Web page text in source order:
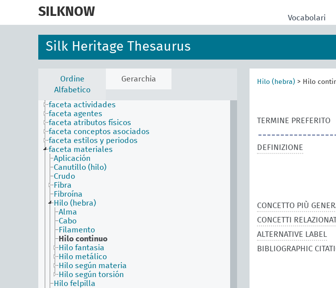
SILKNOW Vocabolari
Silk Heritage Thesaurus
Ordine
Alfabetico
Gerarchia
faceta actividades
faceta agentes
faceta atributos físicos
faceta conceptos asociados
faceta estilos y periodos
faceta materiales
Aplicación
Canutillo (hilo)
Crudo
Fibra
Fibroína
Hilo (hebra)
Alma
Cabo
Filamento
Hilo continuo
Hilo fantasia
Hilo metálico
Hilo según materia
Hilo según torsión
Hilo felpilla
Hilo (hebra) > Hilo
TERMINE PREFERITO
DEFINIZIONE
CONCETTO PIÙ
CONCETTI
ALTERNATIVE LABEL
BIBLIOGRAPHIC